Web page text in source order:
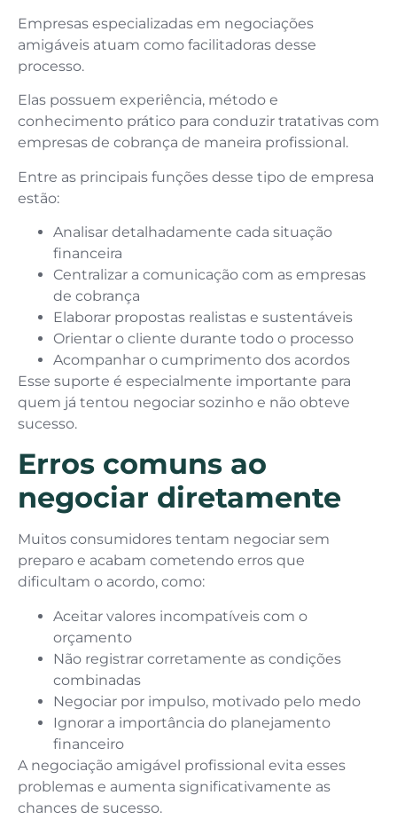
Empresas especializadas em negociações
amigáveis atuam como facilitadoras desse
processo.
Elas possuem experiência, método e
conhecimento prático para conduzir tratativas com
empresas de cobrança de maneira profissional.
Entre as principais funções desse tipo de empresa
estão:
Analisar detalhadamente cada situação
financeira
Centralizar a comunicação com as empresas
de cobrança
Elaborar propostas realistas e sustentáveis
Orientar o cliente durante todo o processo
Acompanhar o cumprimento dos acordos
Esse suporte é especialmente importante para
quem já tentou negociar sozinho e não obteve
sucesso.
Erros comuns ao
negociar diretamente
Muitos consumidores tentam negociar sem
preparo e acabam cometendo erros que
dificultam o acordo, como:
Aceitar valores incompatíveis com o
orçamento
Não registrar corretamente as condições
combinadas
Negociar por impulso, motivado pelo medo
Ignorar a importância do planejamento
financeiro
A negociação amigável profissional evita esses
problemas e aumenta significativamente as
chances de sucesso.